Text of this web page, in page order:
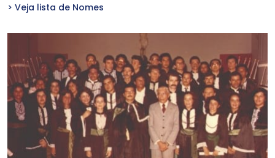
> Veja lista de Nomes